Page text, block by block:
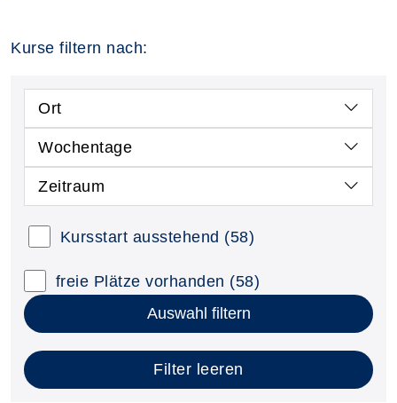
Kurse filtern nach:
Ort
Wochentage
Zeitraum
Kursstart ausstehend (58)
freie Plätze vorhanden (58)
Auswahl filtern
Filter leeren